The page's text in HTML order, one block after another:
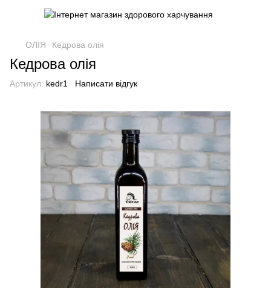
ОЛІЯ Кедрова олія
Кедрова олія
Артикул: kedr1 Написати відгук